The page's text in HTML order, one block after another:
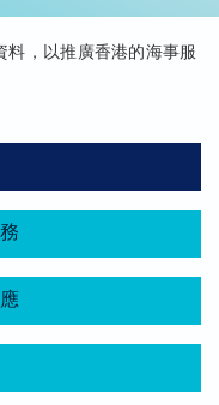
料，以推廣香港的海事服